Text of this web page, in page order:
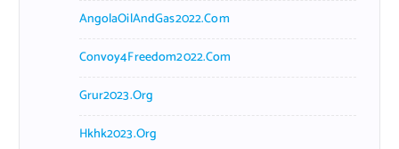
AngolaOilAndGas2022.com
Convoy4Freedom2022.com
Grur2023.org
Hkhk2023.org